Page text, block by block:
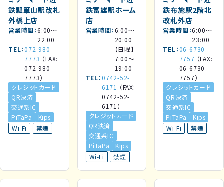
鉄瓢箪山駅改札
外橋上店
営業時間 6:00～
22:00
TEL 072-980-
7773 （FAX:
072-980-
7773）
クレジットカード
QR決済
交通系IC
PiTaPa
Kips
Wi-Fi
禁煙
鉄富雄駅ホーム
店
営業時間 6:00～
20:00
【日曜】
7:00～
19:00
TEL 0742-52-
6171 （FAX:
0742-52-
6171）
クレジットカード
QR決済
交通系IC
PiTaPa
Kips
Wi-Fi
禁煙
鉄布施駅2階北
改札外店
営業時間 6:00～
23:00
TEL 06-6730-
7757 （FAX:
06-6730-
7757）
クレジットカード
QR決済
交通系IC
PiTaPa
Kips
Wi-Fi
禁煙